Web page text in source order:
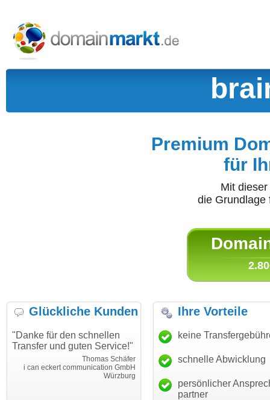
Premium
für
Mit
die
Glückliche Kunden
"Danke für den schnellen
Transfer und guten Service!"
Thomas Schäfer
i can eckert communication GmbH
Würzburg
"Ich bin dankbar, meine
Wunschdomain gefunden zu
haben. Die Domain passt für
mein Business und mich
hundertprozentig."
Ihre Vorteile
keine
schnelle Abwicklung
persönlicher
partner